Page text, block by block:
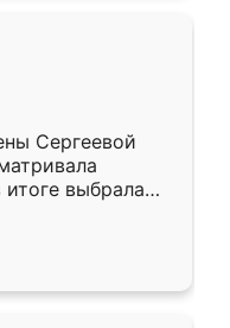
Сергеевой
выбрала
потом
объяснил
в срок, с